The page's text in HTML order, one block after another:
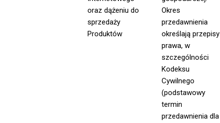
oraz dążeniu do
sprzedaży
Produktów
Okres
przedawnienia
określają przepisy
prawa, w
szczególności
Kodeksu
Cywilnego
(podstawowy
termin
przedawnienia dla